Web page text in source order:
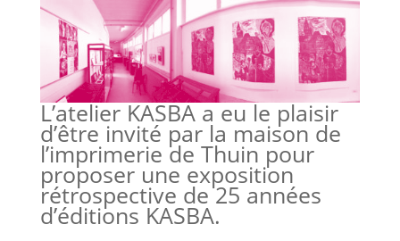
L’atelier KASBA a eu le plaisir
d’être invité par la maison de
l’imprimerie de Thuin pour
proposer une exposition
rétrospective de 25 années
d’éditions KASBA.